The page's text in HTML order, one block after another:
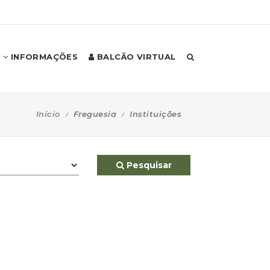
INFORMAÇÕES BALCÃO VIRTUAL
Início Freguesia Instituições
Pesquisar